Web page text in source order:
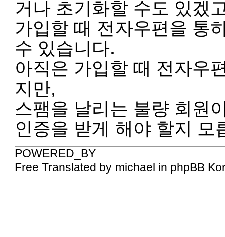
거나 초기화할 수도 있겠
가입할 때 전자우편을 통
수 있습니다.
아직은 가입할 때 전자우
지만,
스팸을 날리는 불량 회원
인증을 받게 해야 할지 모
POWERED_BY
Free Translated by michael in phpBB